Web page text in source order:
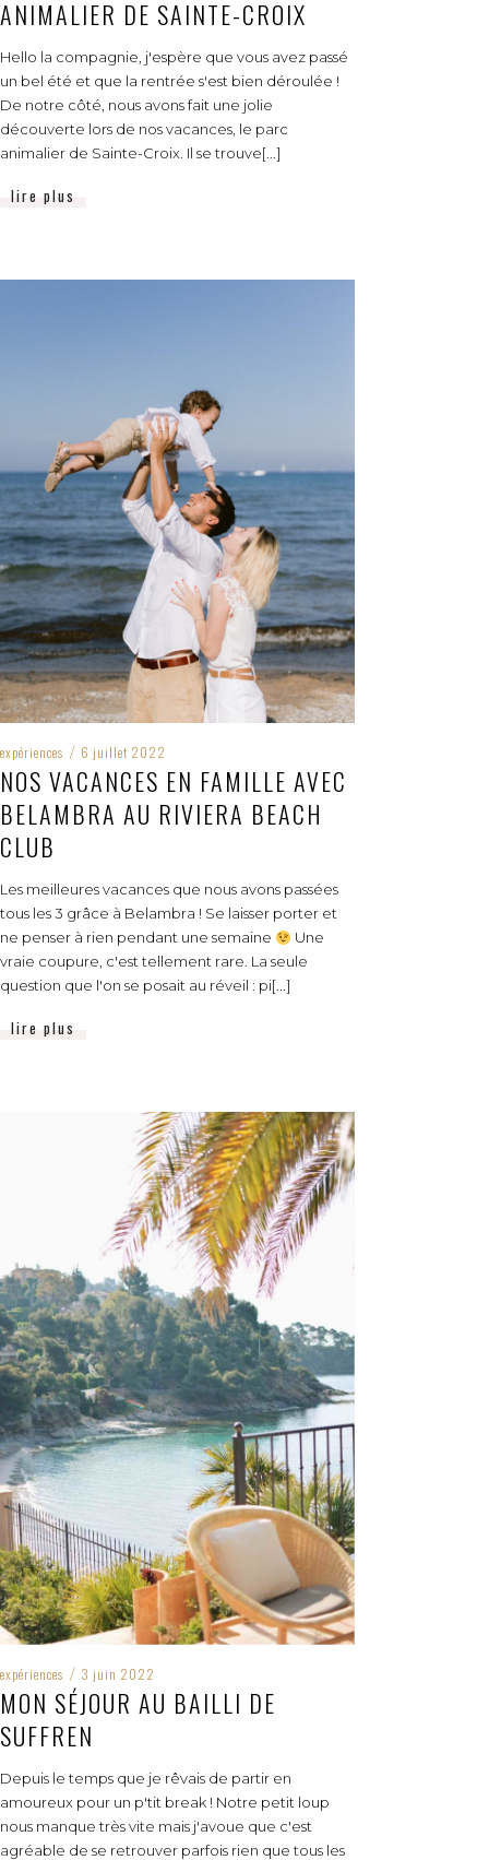
ANIMALIER DE SAINTE-CROIX
Hello la compagnie, j'espère que vous avez passé
un bel été et que la rentrée s'est bien déroulée !
De notre côté, nous avons fait une jolie
découverte lors de nos vacances, le parc
animalier de Sainte-Croix. Il se trouve[...]
lire plus
expériences / 6 juillet 2022
NOS VACANCES EN FAMILLE AVEC
BELAMBRA AU RIVIERA BEACH
CLUB
Les meilleures vacances que nous avons passées
tous les 3 grâce à Belambra ! Se laisser porter et
ne penser à rien pendant une semaine
Une
vraie coupure, c'est tellement rare. La seule
question que l'on se posait au réveil : pi[...]
lire plus
expériences / 3 juin 2022
MON SÉJOUR AU BAILLI DE
SUFFREN
Depuis le temps que je rêvais de partir en
amoureux pour un p'tit break ! Notre petit loup
nous manque très vite mais j'avoue que c'est
agréable de se retrouver parfois rien que tous les